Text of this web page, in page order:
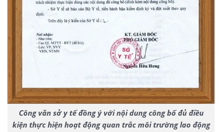
Công văn sở y tế đồng ý với nội dung công bố đủ điều
kiện thực hiện hoạt động quan trắc môi trường lao động